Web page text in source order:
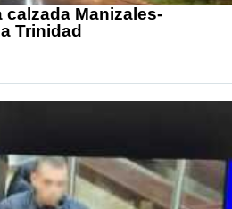
calzada Manizales-
Trinidad